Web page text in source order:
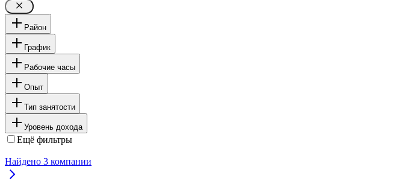
Район
График
Рабочие часы
Опыт
Тип занятости
Уровень дохода
Ещё фильтры
Найдено 3 компании